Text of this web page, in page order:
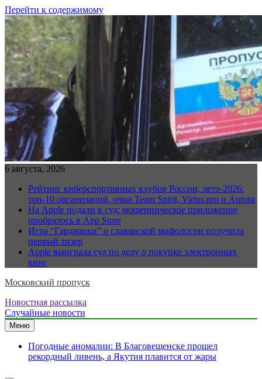
Перейти к содержимому
6 августа, 2026
Рейтинг киберспортивных клубов России, лето-2026:
топ-10 организаций, очки Team Spirit, Virtus.pro и Aurora
На Apple подали в суд: мошенническое приложение
пробралось в App Store
Игра “Гардарики” о славянской мифологии получила
первый тизер
Apple выиграла суд по делу о покупке электронных
книг
Московский пропуск
Новостная рассылка
Случайные новости
Меню
Погодные аномалии: В Благовещенске прошел
рекордный ливень, а Якутия плавится от жары